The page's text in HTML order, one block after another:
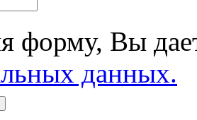
форму, Вы
данных.